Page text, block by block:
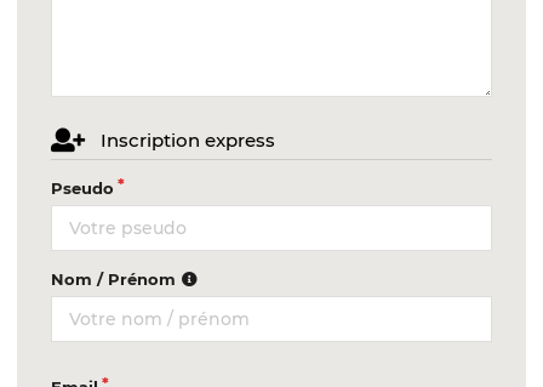
Inscription express
Pseudo
Nom / Prénom